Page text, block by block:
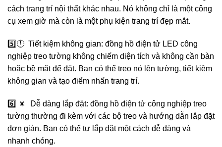
cách trang trí nội thất khác nhau. Nó không chỉ là một công
cụ xem giờ mà còn là một phụ kiện trang trí đẹp mắt.
5️⃣🕛 Tiết kiệm không gian: đồng hồ điện tử LED công
nghiệp treo tường không chiếm diện tích và không cần bàn
hoặc bề mặt để đặt. Bạn có thể treo nó lên tường, tiết kiệm
không gian và tạo điểm nhấn trang trí.
6️⃣ 🎇 Dễ dàng lắp đặt: đồng hồ điện tử công nghiệp treo
tường thường đi kèm với các bộ treo và hướng dẫn lắp đặt
đơn giản. Bạn có thể tự lắp đặt một cách dễ dàng và
nhanh chóng.